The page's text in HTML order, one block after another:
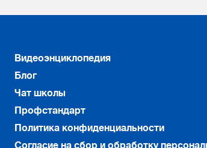
Видеоэнциклопедия
Блог
Чат школы
Профстандарт
Политика конфиденциальности
Согласие на сбор и обработку